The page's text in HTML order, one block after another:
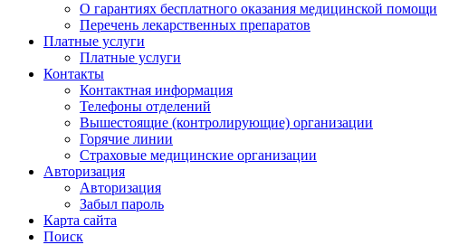
О гарантиях бесплатного оказания медицинской помощи
Перечень лекарственных препаратов
Платные услуги
Платные услуги
Контакты
Контактная информация
Телефоны отделений
Вышестоящие (контролирующие) организации
Горячие линии
Страховые медицинские организации
Авторизация
Авторизация
Забыл пароль
Карта сайта
Поиск